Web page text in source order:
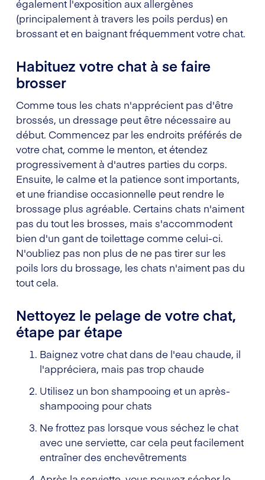
également l'exposition aux allergènes
(principalement à travers les poils perdus) en
brossant et en baignant fréquemment votre chat.
Habituez votre chat à se faire
brosser
Comme tous les chats n'apprécient pas d'être
brossés, un dressage peut être nécessaire au
début. Commencez par les endroits préférés de
votre chat, comme le menton, et étendez
progressivement à d'autres parties du corps.
Ensuite, le calme et la patience sont importants,
et une friandise occasionnelle peut rendre le
brossage plus agréable. Certains chats n'aiment
pas du tout les brosses, mais s'accommodent
bien d'un gant de toilettage comme celui-ci.
N'oubliez pas non plus de ne pas tirer sur les
poils lors du brossage, les chats n'aiment pas du
tout cela.
Nettoyez le pelage de votre chat,
étape par étape
Baignez votre chat dans de l'eau chaude, il
l'appréciera, mais pas trop chaude
Utilisez un bon shampooing et un après-
shampooing pour chats
Ne frottez pas lorsque vous séchez le chat
avec une serviette, car cela peut facilement
entraîner des enchevêtrements